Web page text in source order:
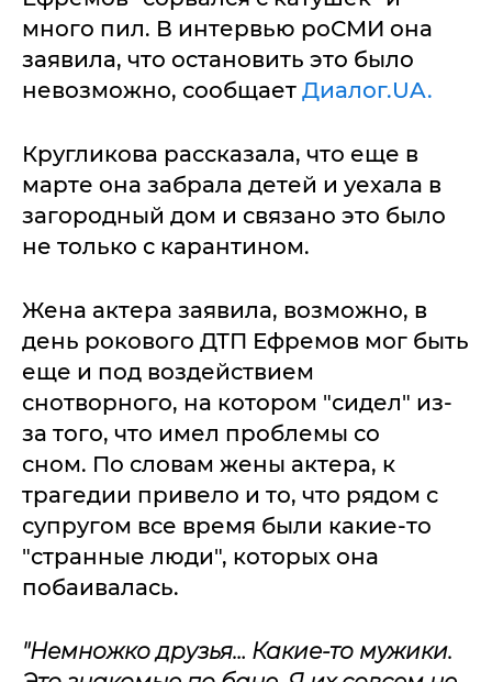
много пил. В интервью роСМИ она
заявила, что остановить это было
невозможно, сообщает Диалог.UA.
Кругликова рассказала, что еще в
марте она забрала детей и уехала в
загородный дом и связано это было
не только с карантином.
Жена актера заявила, возможно, в
день рокового ДТП Ефремов мог быть
еще и под воздействием
снотворного, на котором "сидел" из-
за того, что имел проблемы со
сном. По словам жены актера, к
трагедии привело и то, что рядом с
супругом все время были какие-то
"странные люди", которых она
побаивалась.
"Немножко друзья… Какие-то мужики.